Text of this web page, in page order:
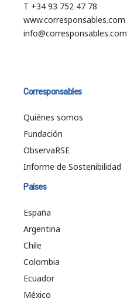
T +34 93 752 47 78
www.corresponsables.com
info@corresponsables.com
Corresponsables
Quiénes somos
Fundación
ObservaRSE
Informe de Sostenibilidad
Países
España
Argentina
Chile
Colombia
Ecuador
México